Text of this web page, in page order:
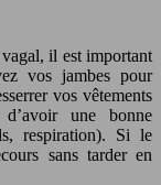
vagal, il est important
vos jambes pour
vos vêtements
une bonne
respiration). Si le
sans tarder en